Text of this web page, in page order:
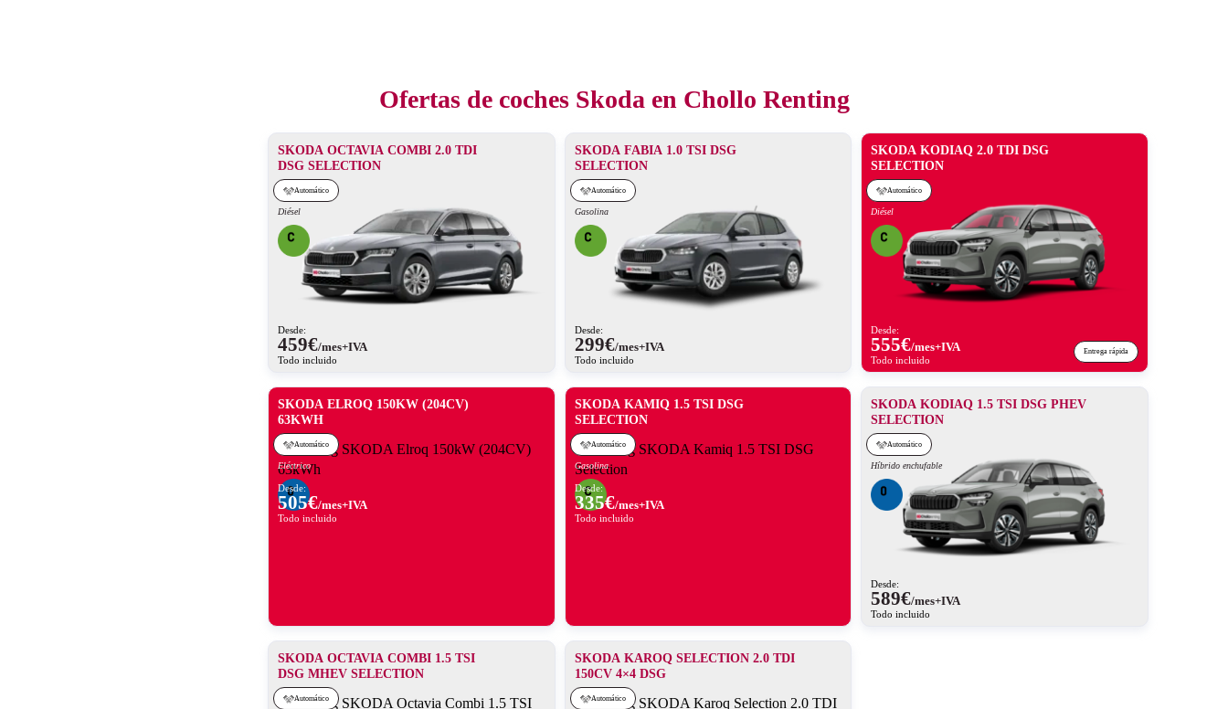
Ofertas de coches Skoda en Chollo Renting
SKODA OCTAVIA COMBI 2.0 TDI
DSG SELECTION
Automático
Diésel
Desde:
459€/mes+IVA
Todo incluido
SKODA FABIA 1.0 TSI DSG
SELECTION
Automático
Gasolina
Desde:
299€/mes+IVA
Todo incluido
SKODA KODIAQ 2.0 TDI DSG
SELECTION
Automático
Diésel
Desde:
555€/mes+IVA
Todo incluido
Entrega rápida
SKODA ELROQ 150KW (204CV)
63KWH
Automático
Eléctrico
Desde:
505€/mes+IVA
Todo incluido
SKODA KAMIQ 1.5 TSI DSG
SELECTION
Automático
Gasolina
Desde:
335€/mes+IVA
Todo incluido
SKODA KODIAQ 1.5 TSI DSG PHEV
SELECTION
Automático
Híbrido enchufable
Desde:
589€/mes+IVA
Todo incluido
SKODA OCTAVIA COMBI 1.5 TSI
DSG MHEV SELECTION
Automático
SKODA KAROQ SELECTION 2.0 TDI
150CV 4×4 DSG
Automático